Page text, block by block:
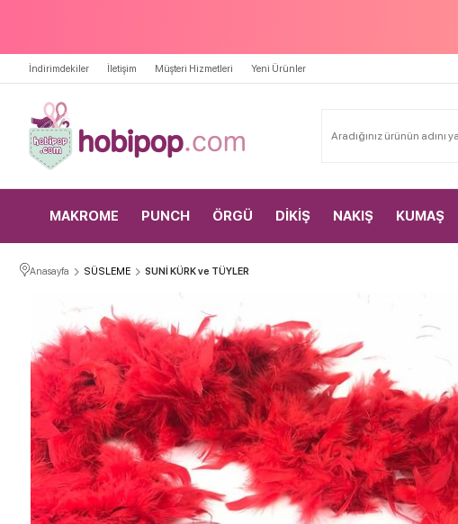
İndirimdekiler İletişim Müşteri Hizmetleri Yeni Ürünler
MAKROME PUNCH ÖRGÜ DİKİŞ NAKIŞ KUMAŞ
Anasayfa SÜSLEME SUNİ KÜRK ve TÜYLER